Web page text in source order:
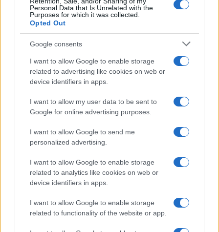
Personal Data that Is Unrelated with the
Purposes for which it was collected.
Opted Out
Google consents
I want to allow Google to enable storage
related to advertising like cookies on web or
device identifiers in apps.
I want to allow my user data to be sent to
Google for online advertising purposes.
I want to allow Google to send me
personalized advertising.
I want to allow Google to enable storage
related to analytics like cookies on web or
device identifiers in apps.
I want to allow Google to enable storage
related to functionality of the website or app.
ΠΑΡΟΜΟΙΑ ΑΡΘΡΑ ΠΕΡΙΣΣΟΤΕΡΑ ΑΠΟ ΤΟΝ ΔΗΜΙΟΥΡΓΟ
Εύκολες ιδέες για αρχάριους:
αποχρώσεις στη διακόσμηση
κρούστα
Ιδέες για διακόσμηση σπιτιού που
κάνουν τον χώρο πιο όμορφο και πιο
«δικό σας»